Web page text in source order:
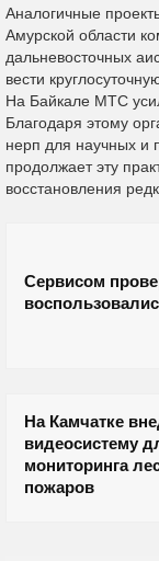
Аналогичные
Амурской области
дальневосточных
вести
На Байкале МТС
Благодаря этому
нерп для научных и
продолжает эту
восстановления
Сервисом
На Камчатке
видеосистему
мониторинга
пожаров